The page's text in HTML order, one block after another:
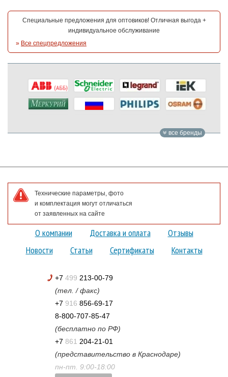
Специальные предложения для оптовиков! Отличная выгода +
индивидуальное обслуживание
» Все спецпредложения
все бренды
Технические параметры, фото
и комплектация могут отличаться
от заявленных на сайте
О компании Доставка и оплата
Отзывы
Новости
Статьи Сертификаты Контакты
+7 499 213-00-79
(тел. / факс)
+7 916 856-69-17
8-800-707-85-47
(бесплатно по РФ)
+7 861 204-21-01
(представительство в Краснодаре)
пн-пт. 9:00-18:00